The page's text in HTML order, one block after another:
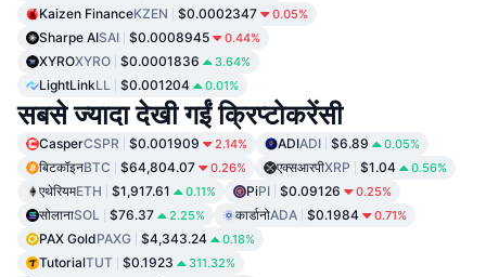
Kaizen FinanceKZEN $0.0002347 0.05%
Sharpe AISAI $0.0008945 0.44%
XYROXYRO $0.0001836 3.64%
LightLinkLL $0.001204 0.01%
सबसे ज्यादा देखी गईं क्रिप्टोकरेंसी
CasperCSPR $0.001909 2.14% ADIADI $6.89 0.05%
बिटकॉइनBTC $64,804.07 0.26% एक्सआरपीXRP $1.04 0.56%
एथेरियमETH $1,917.61 0.11% PiPI $0.09126 0.25%
सोलानाSOL $76.37 2.25% कार्डानोADA $0.1984 0.71%
PAX GoldPAXG $4,343.24 0.18%
TutorialTUT $0.1923 311.32%